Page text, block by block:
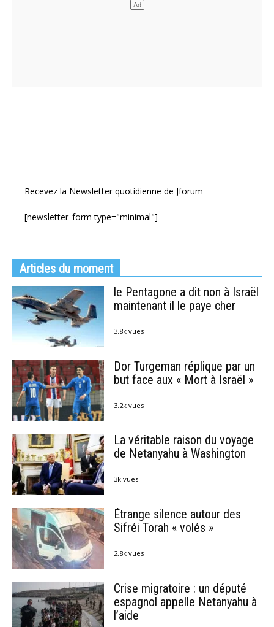
Recevez la Newsletter quotidienne de Jforum
[newsletter_form type="minimal"]
Articles du moment
le Pentagone a dit non à Israël
maintenant il le paye cher
3.8k vues
Dor Turgeman réplique par un
but face aux « Mort à Israël »
3.2k vues
La véritable raison du voyage
de Netanyahu à Washington
3k vues
Étrange silence autour des
Sifréi Torah « volés »
2.8k vues
Crise migratoire : un député
espagnol appelle Netanyahu à
l’aide